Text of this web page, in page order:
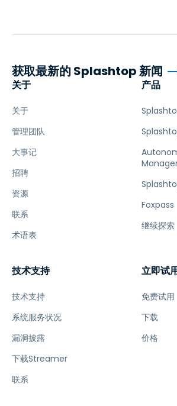
关于
关于
管理团队
大事记
招聘
资源
联系
术语表
产品
Foxpass
继续探索
技术支持
技术支持
系统服务状况
漏洞披露
下载Streamer
联系
立即试
免费试用
下载
价格
获取最新的 Splashtop 新闻